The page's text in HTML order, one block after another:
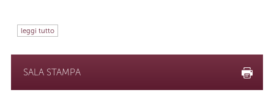
leggi tutto
SALA STAMPA